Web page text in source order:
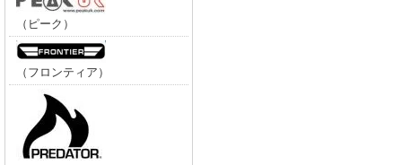
（ピーク）
（フロンティア）